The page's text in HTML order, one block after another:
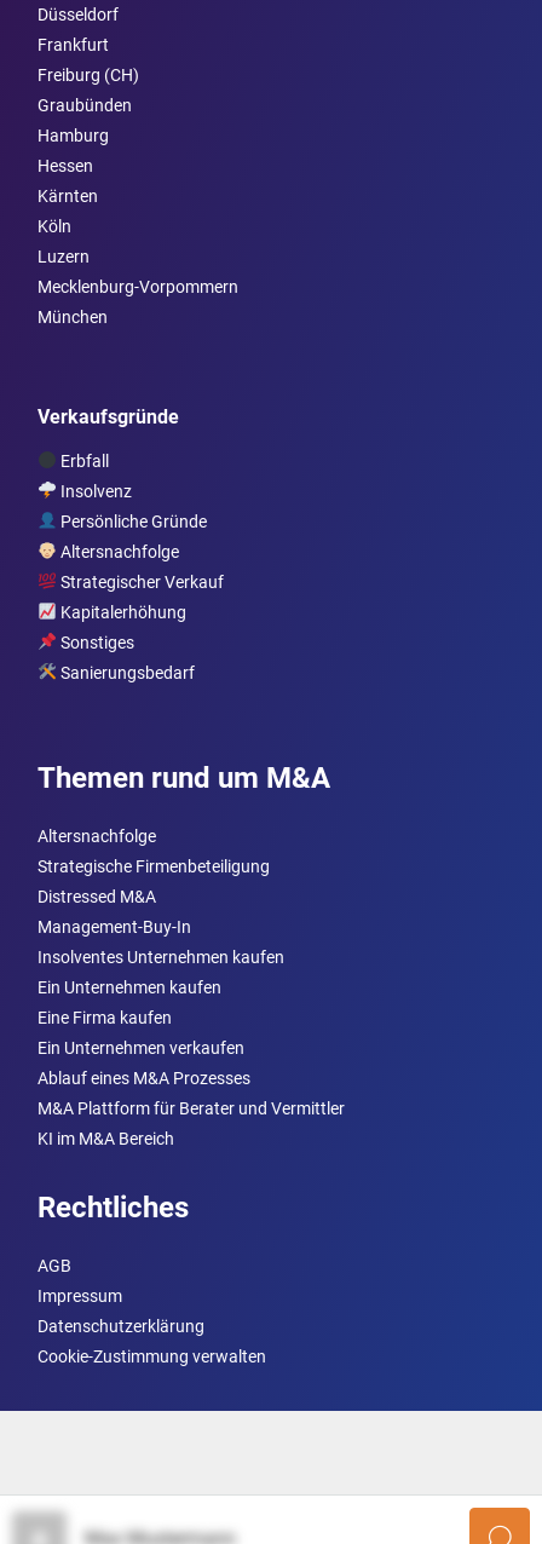
Düsseldorf
Frankfurt
Freiburg (CH)
Graubünden
Hamburg
Hessen
Kärnten
Köln
Luzern
Mecklenburg-Vorpommern
München
Verkaufsgründe
Erbfall
Insolvenz
Persönliche Gründe
Altersnachfolge
Strategischer Verkauf
Kapitalerhöhung
Sonstiges
Sanierungsbedarf
Themen rund um M&A
Altersnachfolge
Strategische Firmenbeteiligung
Distressed M&A
Management-Buy-In
Insolventes Unternehmen kaufen
Ein Unternehmen kaufen
Eine Firma kaufen
Ein Unternehmen verkaufen
Ablauf eines M&A Prozesses
M&A Plattform für Berater und Vermittler
KI im M&A Bereich
Rechtliches
AGB
Impressum
Datenschutzerklärung
Cookie-Zustimmung verwalten
Max Mustermann